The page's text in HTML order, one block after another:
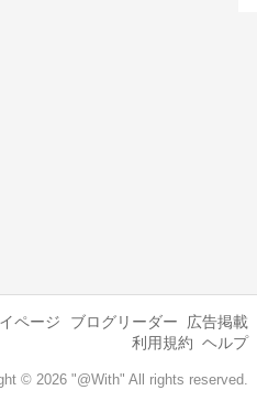
ページ ブログリーダー
広告掲載
利用規約 ヘルプ
© 2026 "@With" All rights reserved.